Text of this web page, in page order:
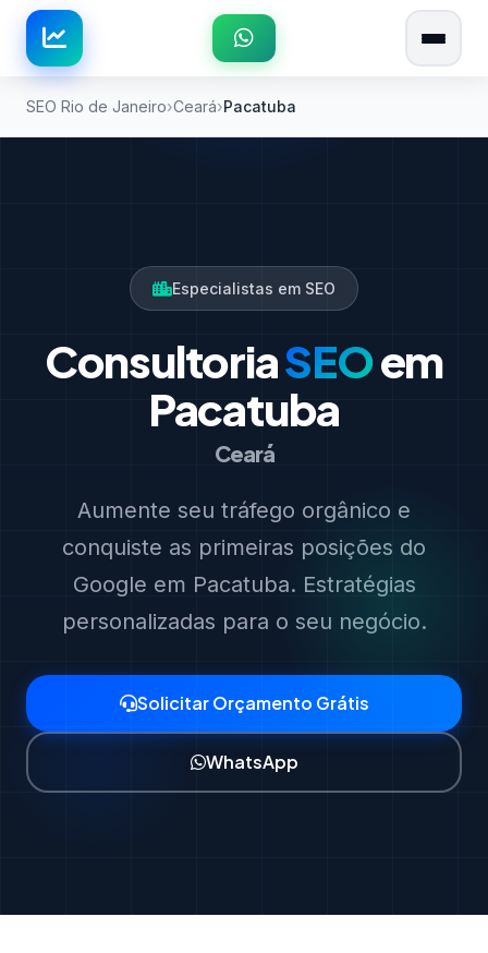
SEO Rio de Janeiro Ceará Pacatuba
Especialistas em SEO
ConsultoriaSEOem
Pacatuba
Ceará
Aumente seu tráfego orgânico e
conquiste as primeiras posições do
Google em Pacatuba. Estratégias
personalizadas para o seu negócio.
Solicitar Orçamento Grátis
WhatsApp